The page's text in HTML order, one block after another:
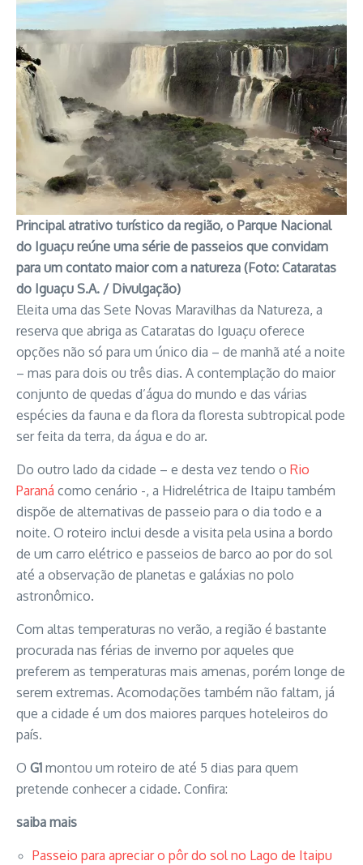
Principal atrativo turístico da região, o Parque Nacional
do Iguaçu reúne uma série de passeios que convidam
para um contato maior com a natureza (Foto: Cataratas
do Iguaçu S.A. / Divulgação)
Eleita uma das Sete Novas Maravilhas da Natureza, a
reserva que abriga as Cataratas do Iguaçu oferece
opções não só para um único dia – de manhã até a noite
– mas para dois ou três dias. A contemplação do maior
conjunto de quedas d’água do mundo e das várias
espécies da fauna e da flora da floresta subtropical pode
ser feita da terra, da água e do ar.
Do outro lado da cidade – e desta vez tendo o Rio
Paraná como cenário -, a Hidrelétrica de Itaipu também
dispõe de alternativas de passeio para o dia todo e a
noite. O roteiro inclui desde a visita pela usina a bordo
de um carro elétrico e passeios de barco ao por do sol
até a observação de planetas e galáxias no polo
astronômico.
Com altas temperaturas no verão, a região é bastante
procurada nas férias de inverno por aqueles que
preferem as temperaturas mais amenas, porém longe de
serem extremas. Acomodações também não faltam, já
que a cidade é um dos maiores parques hoteleiros do
país.
O G1 montou um roteiro de até 5 dias para quem
pretende conhecer a cidade. Confira:
saiba mais
Passeio para apreciar o pôr do sol no Lago de Itaipu